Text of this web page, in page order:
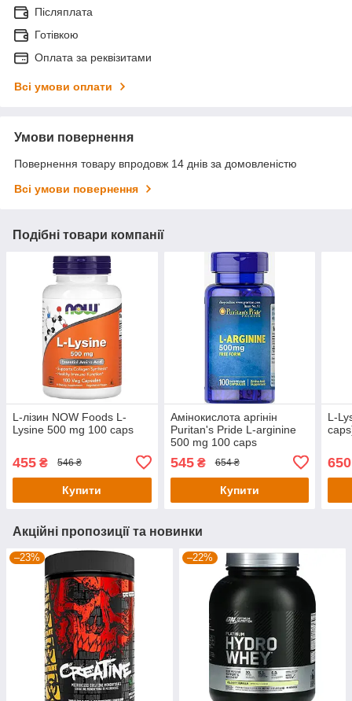
Післяплата
Готівкою
Оплата за реквізитами
Всі умови оплати
Умови повернення
Повернення товару впродовж 14 днів за домовленістю
Всі умови повернення
Подібні товари компанії
L-лізин NOW Foods L-
Lysine 500 mg 100 caps
455 ₴ 546 ₴
Купити
Амінокислота аргінін
Puritan's Pride L-arginine
500 mg 100 caps
545₴ 654 ₴
Купити
L-
650
Акційні пропозиції та новинки
–23% –22%